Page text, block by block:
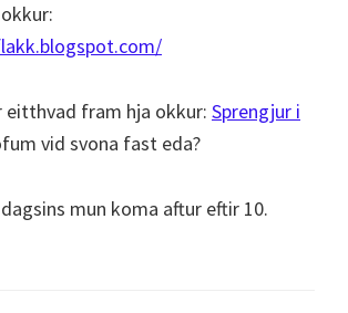
fram hja okkur: Sprengjur i
vid svona fast eda?
mun koma aftur eftir 10.